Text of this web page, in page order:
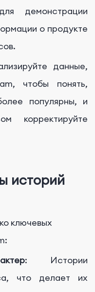
демонстрации
о продукте
данные,
чтобы понять,
популярны, и
корректируйте
историй
ключевых
: Истории
что делает их